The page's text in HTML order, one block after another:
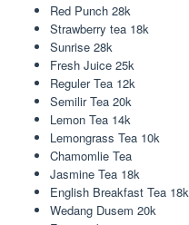
Red Punch 28k
Strawberry tea 18k
Sunrise 28k
Fresh Juice 25k
Reguler Tea 12k
Semilir Tea 20k
Lemon Tea 14k
Lemongrass Tea 10k
Chamomlie Tea
Jasmine Tea 18k
English Breakfast Tea 18k
Wedang Dusem 20k